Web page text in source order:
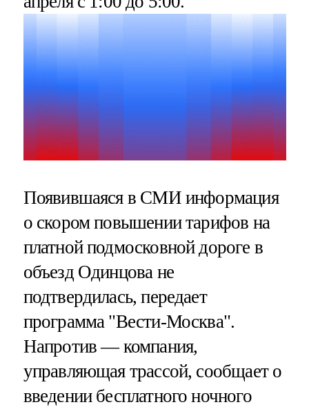
Появившаяся в СМИ информация
о скором повышении тарифов на
платной подмосковной дороге в
объезд Одинцова не
подтвердилась, передает
программа "Вести-Москва".
Напротив — компания,
управляющая трассой, сообщает о
введении бесплатного ночного